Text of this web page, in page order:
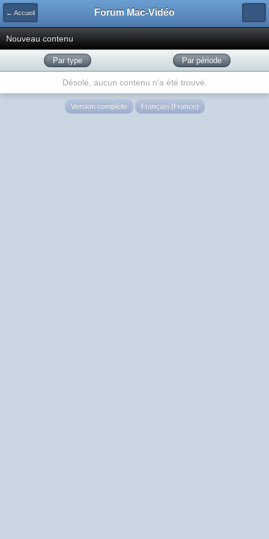
← Accueil Forum Mac-Vidéo
Nouveau contenu
Par type Par période
Désolé, aucun contenu n'a été trouvé.
Version complète Français (France)